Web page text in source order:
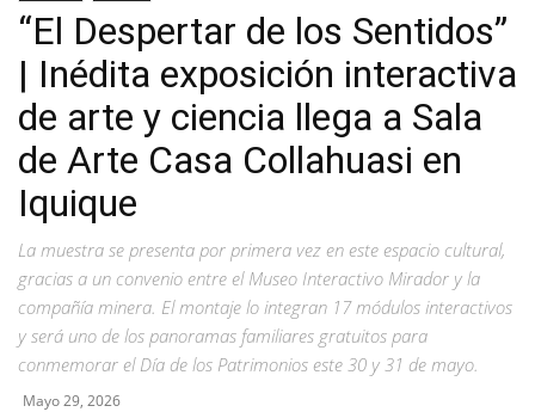
“El Despertar de los Sentidos”
| Inédita exposición interactiva
de arte y ciencia llega a Sala
de Arte Casa Collahuasi en
Iquique
La muestra se presenta por primera vez en este espacio cultural,
gracias a un convenio entre el Museo Interactivo Mirador y la
compañía minera. El montaje lo integran 17 módulos interactivos
y será uno de los panoramas familiares gratuitos para
conmemorar el Día de los Patrimonios este 30 y 31 de mayo.
Mayo 29, 2026